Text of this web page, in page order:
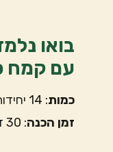
בואו
עם קמח
כמות: 14 יחידות
זמן הכנה: 30 דקות עבודה+25 דקות אפיה